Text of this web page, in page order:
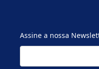
Assine a nossa